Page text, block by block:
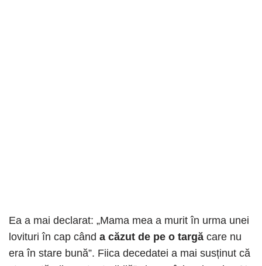
Ea a mai declarat: „Mama mea a murit în urma unei
lovituri în cap când a căzut de pe o targă care nu
era în stare bună”. Fiica decedatei a mai susținut că